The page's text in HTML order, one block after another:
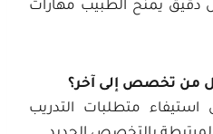
دقيق يمنح الطبيب مهارات
من تخصص إلى آخر؟
استيفاء متطلبات التدريب